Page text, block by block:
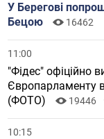
У Берегові
Бецою
16462
11:00
"Фідес" офіційно
Європарламенту
(ФОТО)
19446
10:15